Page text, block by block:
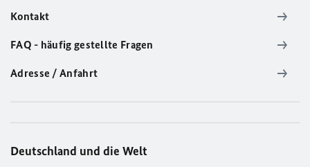
Kontakt
FAQ - häufig gestellte Fragen
Adresse / Anfahrt
Deutschland und die Welt